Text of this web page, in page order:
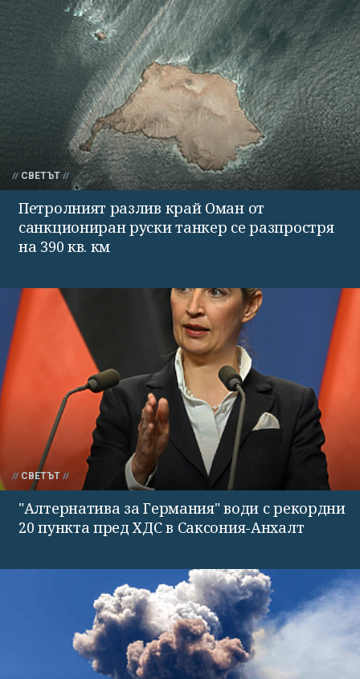
СВЕТЪТ
Петролният разлив край Оман от
санкциониран руски танкер се разпростря
на 390 кв. км
СВЕТЪТ
"Алтернатива за Германия" води с рекордни
20 пункта пред ХДС в Саксония-Анхалт